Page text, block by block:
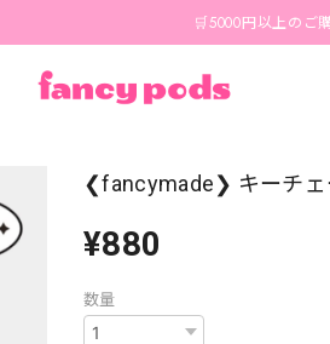
🛒5000円以上のご購入で
❮fancymade❯ キーチェ
¥880
数量